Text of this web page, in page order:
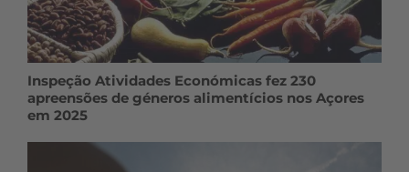
Inspeção Atividades Económicas fez 230
apreensões de géneros alimentícios nos Açores
em 2025